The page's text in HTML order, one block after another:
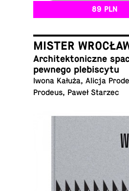
89 PLN
MISTER
Ar­chi­tek­to­nicz­ne
pewnego plebiscytu
Iwona Kałuża, Alicja
Prodeus, Paweł Starzec